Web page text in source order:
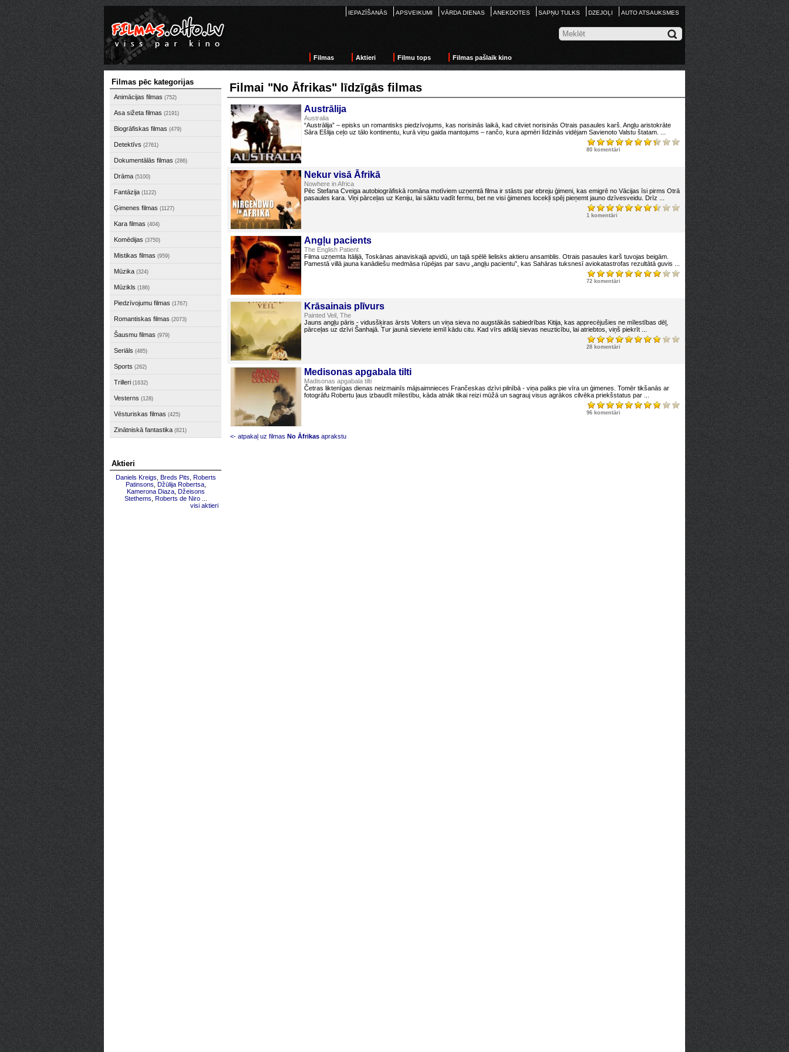
IEPAZĪŠANĀS APSVEIKUMI VĀRDA DIENAS ANEKDOTES SAPŅU TULKS DZEJOĻI AUTO ATSAUKSMES
Filmas Aktieri Filmu tops Filmas pašlaik kino
Filmas pēc kategorijas
Animācijas filmas (752)
Asa sižeta filmas (2191)
Biogrāfiskas filmas (479)
Detektīvs (2761)
Dokumentālās filmas (286)
Drāma (5100)
Fantāzija (1122)
Ģimenes filmas (1127)
Kara filmas (404)
Komēdijas (3750)
Mistikas filmas (959)
Mūzika (324)
Mūzikls (186)
Piedzīvojumu filmas (1767)
Romantiskas filmas (2073)
Šausmu filmas (979)
Seriāls (485)
Sports (262)
Trilleri (1632)
Vesterns (128)
Vēsturiskas filmas (425)
Zinātniskā fantastika (821)
Aktieri
Daniels Kreigs Breds Pits Roberts
Patinsons Džūlija Robertsa,
Kamerona Diaza, Džeisons
Stethems Roberts de Niro...
visi aktieri
Filmai "No Āfrikas" līdzīgās filmas
Austrālija
Australia
“Austrālija” – episks un romantisks piedzīvojums, kas norisinās laikā, kad citviet norisinās Otrais pasaules karš. Angļu aristokrāte
Sāra Ešlija ceļo uz tālo kontinentu, kurā viņu gaida mantojums – rančo, kura apmēri līdzinās vidējam Savienoto Valstu štatam. ...
80 komentāri
Nekur visā Āfrikā
Nowhere in Africa
Pēc Stefana Cveiga autobiogrāfiskā romāna motīviem uzņemtā filma ir stāsts par ebreju ģimeni, kas emigrē no Vācijas īsi pirms Otrā
pasaules kara. Viņi pārceļas uz Keniju, lai sāktu vadīt fermu, bet ne visi ģimenes locekļi spēj pieņemt jauno dzīvesveidu. Drīz ...
1 komentāri
Angļu pacients
The English Patient
Filma uzņemta Itālijā, Toskānas ainaviskajā apvidū, un tajā spēlē lielisks aktieru ansamblis. Otrais pasaules karš tuvojas beigām.
Pamestā villā jauna kanādiešu medmāsa rūpējas par savu „angļu pacientu”, kas Sahāras tuksnesī aviokatastrofas rezultātā guvis ...
72 komentāri
Krāsainais plīvurs
Painted Veil, The
Jauns angļu pāris - vidusšķiras ārsts Volters un viņa sieva no augstākās sabiedrības Kitija, kas apprecējušies ne mīlestības dēļ,
pārceļas uz dzīvi Šanhajā. Tur jaunā sieviete iemīl kādu citu. Kad vīrs atklāj sievas neuzticību, lai atriebtos, viņš piekrīt ...
28 komentāri
Medisonas apgabala tilti
Madisonas apgabala tilti
Četras liktenīgas dienas neizmainīs mājsaimnieces Frančeskas dzīvi pilnībā - viņa paliks pie vīra un ģimenes. Tomēr tikšanās ar
fotogrāfu Robertu ļaus izbaudīt mīlestību, kāda atnāk tikai reizi mūžā un sagrauj visus agrākos cilvēka priekšstatus par ...
96 komentāri
<- atpakaļ uz filmas No Āfrikas aprakstu